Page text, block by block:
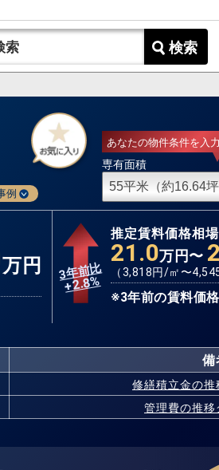
検索
例
あなたの物件条件を入
専有面積
万円 3年前比
+2.8%
推定賃料価格相場
21.0万円〜
（3,818円/㎡〜
※3年前の賃料価
備
修繕積立金の推
管理費の推移